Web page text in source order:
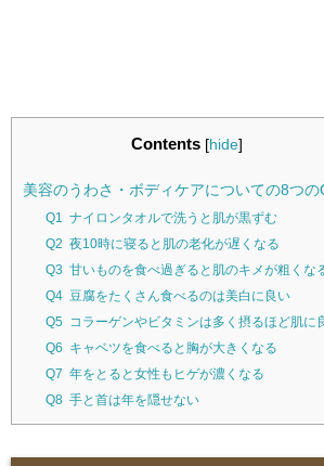
Contents [hide]
美容のうわさ・ボディケアについての8つの
Q1 ナイロンタオルで洗うと肌が黒ずむ
Q2 夜10時に寝ると肌の老化が遅くなる
Q3 甘いものを食べ過ぎると肌のキメが粗くな
Q4 豆腐をたくさん食べるのは美白に良い
Q5 コラーゲンやビタミンは多く摂るほど肌に
Q6 キャベツを食べると胸が大きくなる
Q7 年をとると女性もヒゲが濃くなる
Q8 手と首は年を隠せない